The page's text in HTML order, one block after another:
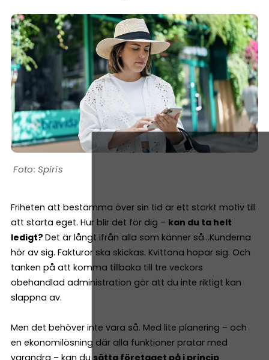
Spiris
Friheten att bestämma över sin tid är ett starkt motiv till
att starta eget. Hur blir det för dig – kan du ta helt
ledigt? Det är långt ifrån alla som känner så…Kunderna
hör av sig. Fakturor ska skickas. Kvittona hopar sig. Och
tanken på att komma tillbaka till tre veckors
obehandlad administration gör att du inte riktigt kan
slappna av.
Men det behöver inte vara så. Med lite planering – och
en ekonomilösning där alla funktioner pratar med